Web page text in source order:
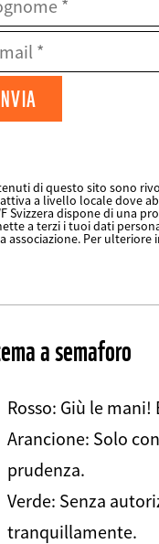
di questo sito sono
attiva a livello locale dove
Svizzera dispone di una
a terzi i tuoi dati
associazione. Per ulteriore
a semaforo
Rosso: Giù le
Arancione: Solo
prudenza.
Verde: Senza
tranquillamente.